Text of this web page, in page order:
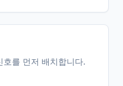
를 먼저 배치합니다.